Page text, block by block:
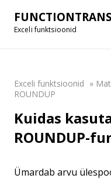
Exceli funktsioonid
Exceli funktsioonid »
ROUNDUP
Kuidas
ROUNDUP-
Ümardab arvu